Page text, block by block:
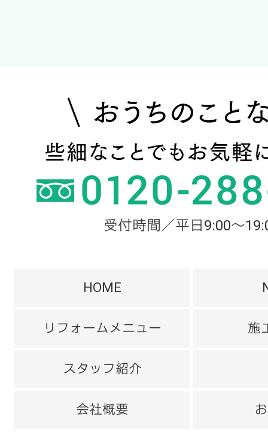
受付時間／平日9:00～
HOME
リフォームメニュー 施
スタッフ紹介
会社概要